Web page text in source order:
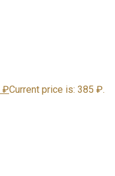
₽Current price is: 385 ₽.